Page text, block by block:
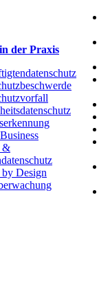
der Praxis
&
Design